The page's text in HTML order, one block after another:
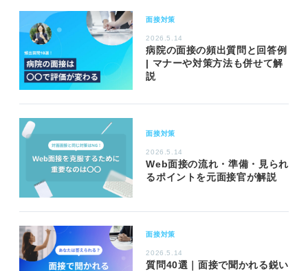
面接対策
2026.5.14
病院の面接の頻出質問と回答例
| マナーや対策方法も併せて解
説
面接対策
2026.5.14
Web面接の流れ・準備・見られ
るポイントを元面接官が解説
面接対策
2026.5.14
質問40選｜面接で聞かれる鋭い